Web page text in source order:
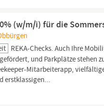
(w/m/i) für die
REKA-Checks. Auch Ihre
gefördert, und Parkplätze stehen
Mitarbeiterapp,
erstklassigen...